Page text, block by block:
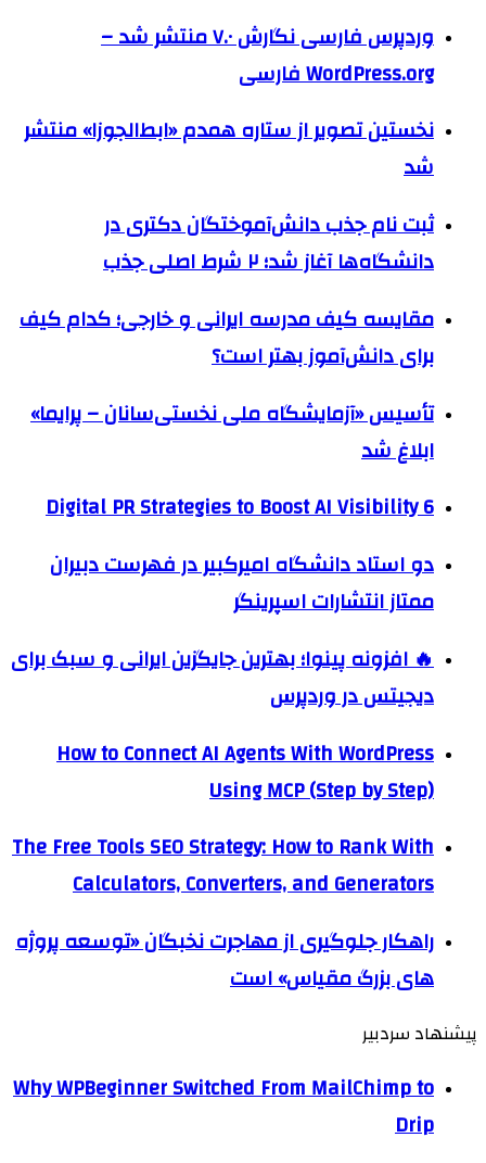
وردپرس فارسی نگارش ۷.۰ منتشر شد –
WordPress.org فارسی
نخستین تصویر از ستاره همدم «ابط‌الجوزا» منتشر
شد
ثبت نام جذب دانش‌آموختگان دکتری در
دانشگاه‌ها آغاز شد؛ ۲ شرط اصلی جذب
مقایسه کیف مدرسه ایرانی و خارجی؛ کدام کیف
برای دانش‌آموز بهتر است؟
تأسیس «آزمایشگاه ملی نخستی‌سانان – پرایما»
ابلاغ شد
6 Digital PR Strategies to Boost AI Visibility
دو استاد دانشگاه امیرکبیر در فهرست دبیران
ممتاز انتشارات اسپرینگر
🔥 افزونه پینوا؛ بهترین جایگزین ایرانی و سبک برای
دیجیتس در وردپرس
How to Connect AI Agents With WordPress
Using MCP (Step by Step)
The Free Tools SEO Strategy: How to Rank With
Calculators, Converters, and Generators
راهکار جلوگیری از مهاجرت نخبگان «توسعه پروژه
های بزرگ مقیاس» است
پیشنهاد سردبیر
Why WPBeginner Switched From MailChimp to
Drip